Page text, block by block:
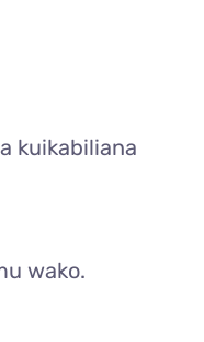
kuikabiliana
wako.